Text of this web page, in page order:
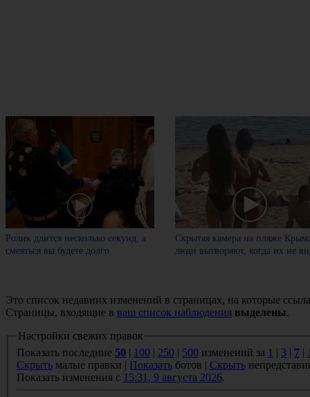
Ролик длится несколько секунд, а
смеяться вы будете долго
Скрытая камера на пляже
люди вытворяют, когда их не
Это список недавних изменений в страницах, на которые
Страницы, входящие в ваш список наблюдения выделены.
Настройки свежих правок
Показать последние 50 | 100 | 250 | 500 изменений за 1 | 3 | 7 |
Скрыть малые правки | Показать ботов | Скрыть
Показать изменения с 15:31, 9 августа 2026.